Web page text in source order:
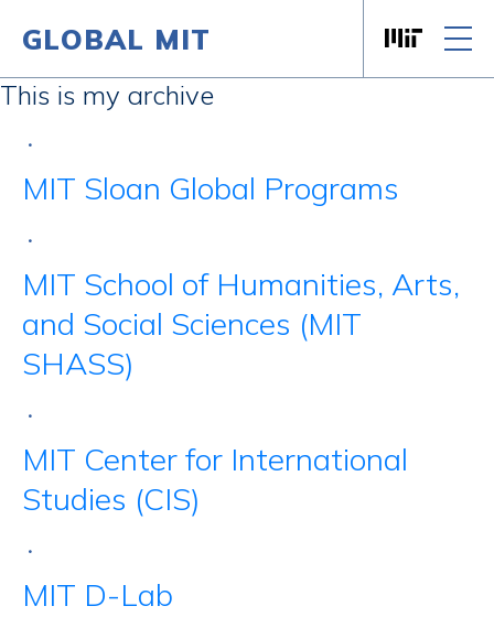
Skip to content
GLOBAL MIT
This is my archive
•
MIT Sloan Global Programs
•
MIT School of Humanities, Arts,
and Social Sciences (MIT
SHASS)
•
MIT Center for International
Studies (CIS)
•
MIT D-Lab